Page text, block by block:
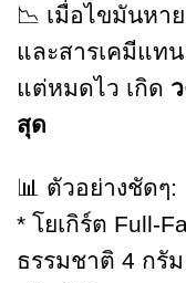
📉 เมื่อไขมันหา
และสารเคมีแท
แต่หมดไว เกิด
สุด
📊 ตัวอย่างชัดๆ:
* โยเกิร์ต Full-
ธรรมชาติ 4 กรัม